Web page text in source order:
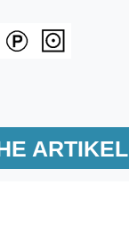
ARTIKEL